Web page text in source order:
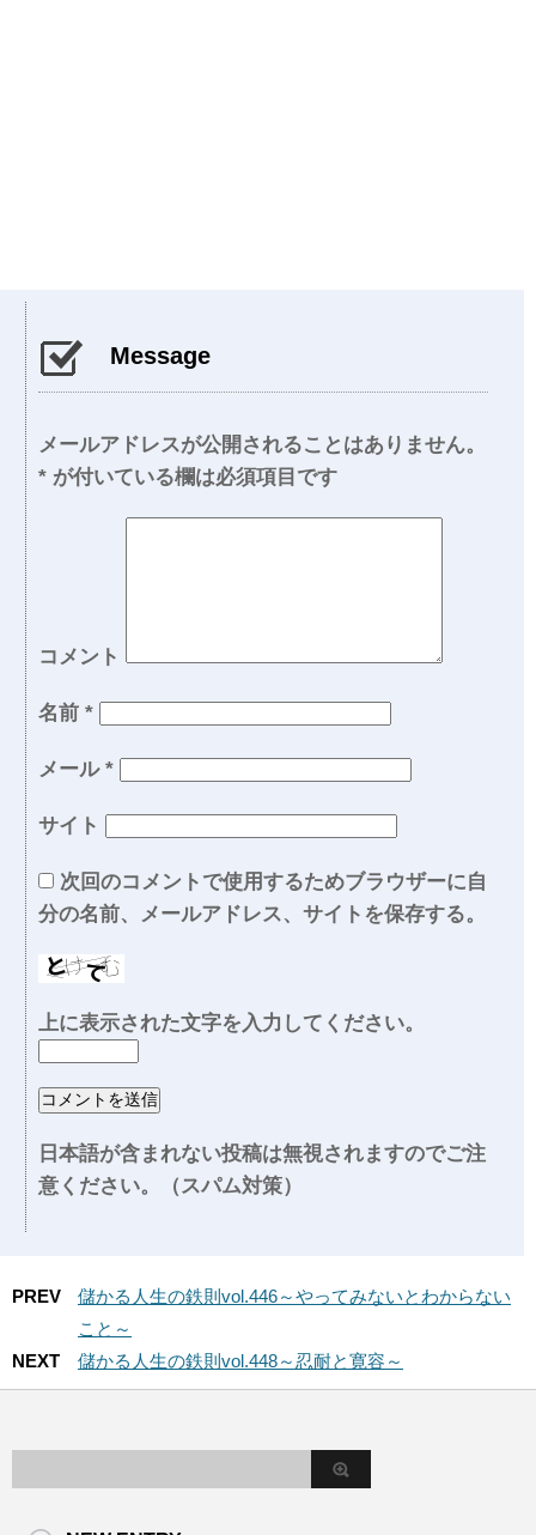
Message
メールアドレスが公開されることはありません。
* が付いている欄は必須項目です
コメント
名前 *
メール *
サイト
次回のコメントで使用するためブラウザーに自
分の名前、メールアドレス、サイトを保存する。
上に表示された文字を入力してください。
日本語が含まれない投稿は無視されますのでご注
意ください。（スパム対策）
PREV
儲かる人生の鉄則vol.446～やってみないとわからない
こと～
NEXT
儲かる人生の鉄則vol.448～忍耐と寛容～